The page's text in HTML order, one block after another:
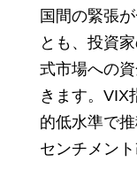
国間の緊張
とも、投資
式市場への
きます。VIX
的低水準で
センチメン